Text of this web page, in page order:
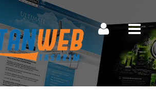
Müşteri Paneli